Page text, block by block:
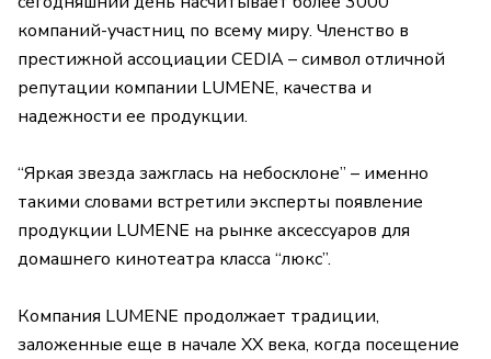
компаний-участниц по всему миру. Членство в
престижной ассоциации CEDIA – символ отличной
репутации компании LUMENE, качества и
надежности ее продукции.
“Яркая звезда зажглась на небосклоне” – именно
такими словами встретили эксперты появление
продукции LUMENE на рынке аксессуаров для
домашнего кинотеатра класса “люкс”.
Компания LUMENE продолжает традиции,
заложенные еще в начале XX века, когда посещение